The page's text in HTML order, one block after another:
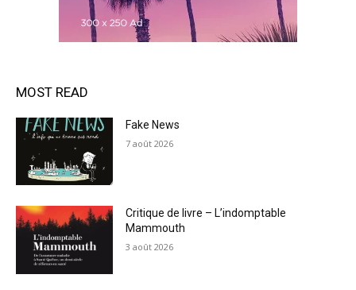
MOST READ
Fake News
7 août 2026
Critique de livre – L’indomptable
Mammouth
3 août 2026